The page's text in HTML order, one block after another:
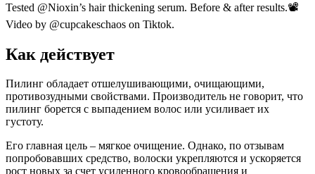
Tested @Nioxin’s hair thickening serum. Before & after results.📽️
Video by @cupcakeschaos on Tiktok.
Как действует
Пилинг обладает отшелушивающими, очищающими,
противозудными свойствами. Производитель не говорит, что
пилинг борется с выпадением волос или усиливает их
густоту.
Его главная цель – мягкое очищение. Однако, по отзывам
попробовавших средство, волоски укрепляются и ускоряется
рост новых за счет усиленного кровообращения и